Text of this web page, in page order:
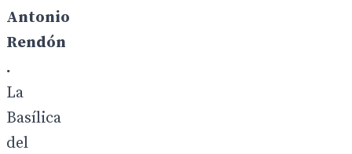
Antonio
Rendón
.
La
Basílica
del